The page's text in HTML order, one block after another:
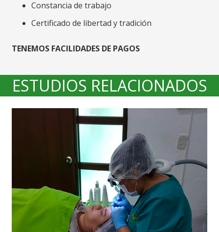
Constancia de trabajo
Certificado de libertad y tradición
TENEMOS FACILIDADES DE PAGOS
ESTUDIOS RELACIONADOS